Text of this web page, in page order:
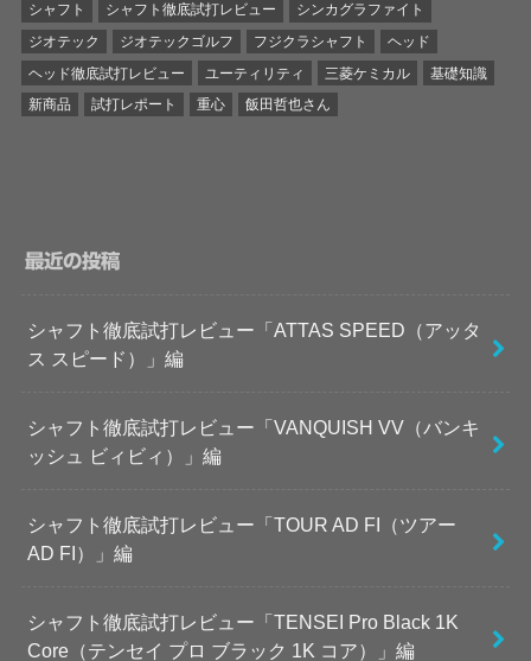
シャフト
シャフト徹底試打レビュー
シンカグラファイト
ジオテック
ジオテックゴルフ フジクラシャフト
ヘッド
ヘッド徹底試打レビュー
ユーティリティ 三菱ケミカル
基礎知識
新商品
試打レポート 重心 飯田哲也さん
最近の投稿
シャフト徹底試打レビュー「ATTAS SPEED（アッタ
ス スピード）」編
シャフト徹底試打レビュー「VANQUISH VV（バンキ
ッシュ ビィビィ）」編
シャフト徹底試打レビュー「TOUR AD FI（ツアー
AD FI）」編
シャフト徹底試打レビュー「TENSEI Pro Black 1K
Core（テンセイ プロ ブラック 1K コア）」編